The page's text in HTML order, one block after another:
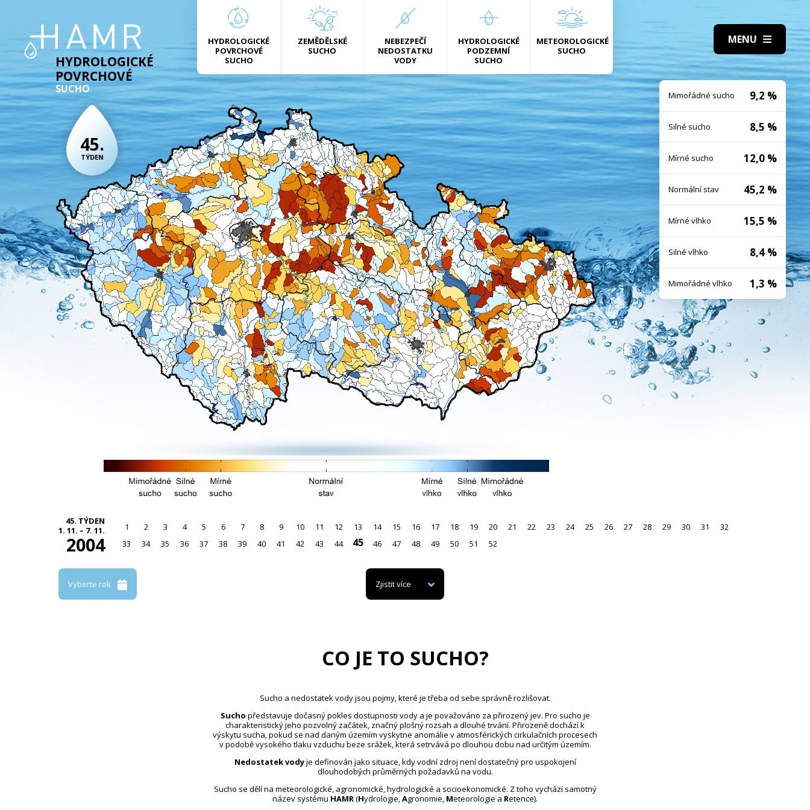
HYDROLOGICKÉ
POVRCHOVÉ
SUCHO
ZEMĚDĚLSKÉ
SUCHO
NEBEZPEČÍ
NEDOSTATKU
VODY
HYDROLOGICKÉ
PODZEMNÍ
SUCHO
METEOROLOGICKÉ
SUCHO
HYDROLOGICKÉ
POVRCHOVÉ
SUCHO
45.
TÝDEN
45. TÝDEN
1. 11. – 7. 11.
2004
1 2 3 4 5 6 7 8 9 10 11 12 13 14 15 16 17 18 19 20 21 22 23 24 25 26 27 28 29 30 31
32
33
34 35 36 37 38 39 40 41 42 43 44 45 46 47 48 49 50 51 52
Mimořádné sucho 9,2 %
Silné sucho 8,5 %
Mírné sucho 12,0 %
Normální stav 45,2 %
Mírné vlhko 15,5 %
Silné vlhko 8,4 %
Mimořádné vlhko 1,3 %
Vyberte rok Zjistit více
CO JE TO SUCHO?
Sucho a nedostatek vody jsou pojmy, které je třeba od sebe správně rozlišovat.
Sucho představuje dočasný pokles dostupnosti vody a je považováno za přirozený jev. Pro sucho je
charakteristický jeho pozvolný začátek, značný plošný rozsah a dlouhé trvání. Přirozeně dochází k
výskytu sucha, pokud se nad daným územím vyskytne anomálie v atmosférických cirkulačních procesech
v podobě vysokého tlaku vzduchu beze srážek, která setrvává po dlouhou dobu nad určitým územím.
Nedostatek vodyje definován jako situace, kdy vodní zdroj není dostatečný pro uspokojení
dlouhodobých průměrných požadavků na vodu.
Sucho se dělí na meteorologické, agronomické, hydrologické a socioekonomické. Z toho vychází samotný
název systému HAMR(Hydrologie,Agronomie, Meteorologie a Retence).